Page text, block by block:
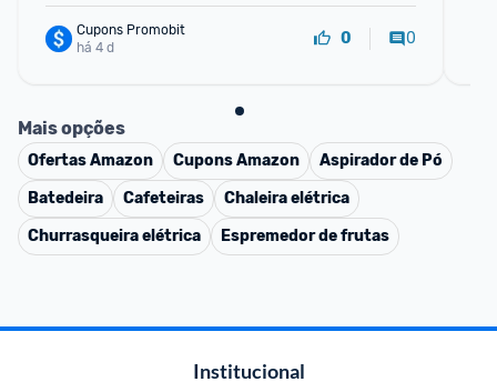
Cupons Promobit
há 4 d
0 0
Mais opções
OfertasAmazon CuponsAmazon
Aspirador de Pó
Batedeira
Cafeteiras
Chaleira elétrica
Churrasqueira elétrica
Espremedor de frutas
Institucional